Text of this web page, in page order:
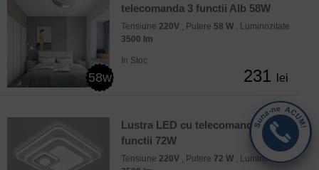
58w
telecomanda 3 functii Alb 58W
Tensiune 220V , Putere 58 W , Luminozitate
3500 lm
In Stoc
231 lei
Lustra LED cu telecomanda 3
functii 72W
Tensiune 220V , Putere 72 W , Luminozitate